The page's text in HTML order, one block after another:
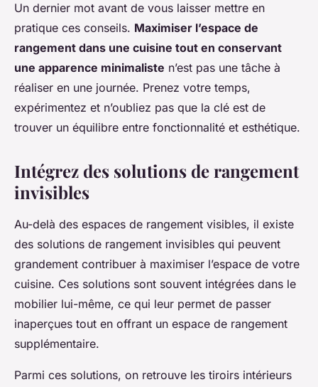
Un dernier mot avant de vous laisser mettre en
pratique ces conseils. Maximiser l’espace de
rangement dans une cuisine tout en conservant
une apparence minimaliste n’est pas une tâche à
réaliser en une journée. Prenez votre temps,
expérimentez et n’oubliez pas que la clé est de
trouver un équilibre entre fonctionnalité et esthétique.
Intégrez des solutions de rangement
invisibles
Au-delà des espaces de rangement visibles, il existe
des solutions de rangement invisibles qui peuvent
grandement contribuer à maximiser l’espace de votre
cuisine. Ces solutions sont souvent intégrées dans le
mobilier lui-même, ce qui leur permet de passer
inaperçues tout en offrant un espace de rangement
supplémentaire.
Parmi ces solutions, on retrouve les tiroirs intérieurs